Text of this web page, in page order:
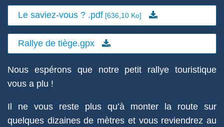
Le saviez-vous ? .pdf [636,10 Ko]
Rallye de tiège.gpx
Nous espérons que notre petit rallye touristique
vous a plu !
Il ne vous reste plus qu’à monter la route sur
quelques dizaines de mètres et vous reviendrez au